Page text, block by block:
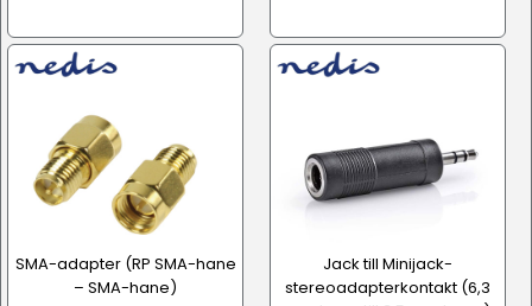
SMA-adapter (RP SMA-hane
– SMA-hane)
Jack till Minijack-
stereoadapterkontakt (6,3